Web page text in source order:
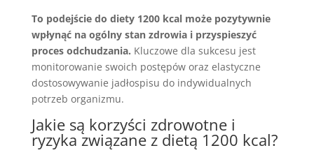
To podejście do diety 1200 kcal może pozytywnie
wpłynąć na ogólny stan zdrowia i przyspieszyć
proces odchudzania. Kluczowe dla sukcesu jest
monitorowanie swoich postępów oraz elastyczne
dostosowywanie jadłospisu do indywidualnych
potrzeb organizmu.
Jakie są korzyści zdrowotne i
ryzyka związane z dietą 1200 kcal?